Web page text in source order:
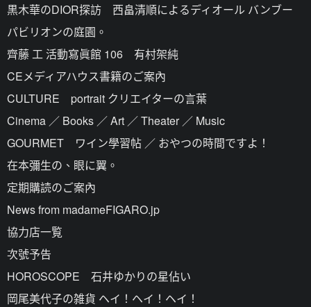
黒木華のDIOR探訪 西畠清順によるディオール バンブー
パビリオンの庭園。
齊藤 工 活動寫眞館 106 有村架純
CEメディアハウス書籍のご案內
CULTURE portrait クリエイターの言葉
Cinema ／ Books ／ Art ／ Theater ／ Music
GOURMET ワイン學習帖 ／ おやつの時間ですよ！
在本彌生の、眼に翼。
定期購読のご案內
News from madameFIGARO.jp
協力店一覧
次號予告
HOROSCOPE 石井ゆかりの星佔い
岡尾美代子の雑貨 ヘイ！ヘイ！ヘイ！